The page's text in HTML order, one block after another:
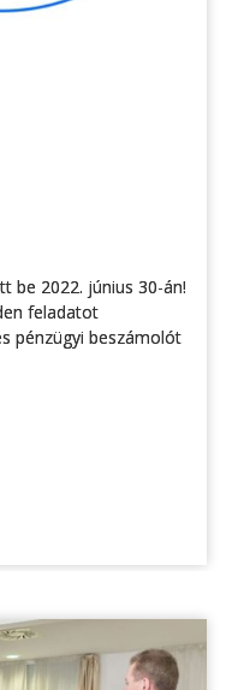
be 2022. június 30-án!
feladatot
pénzügyi beszámolót